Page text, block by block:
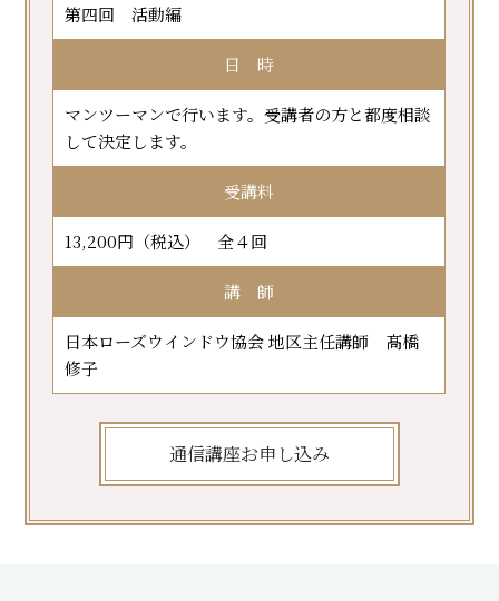
第四回 活動編
日 時
マンツーマンで行います。受講者の方と都度相談
して決定します。
受講料
13,200円（税込） 全４回
講 師
日本ローズウインドウ協会 地区主任講師 髙橋
修子
通信講座お申し込み